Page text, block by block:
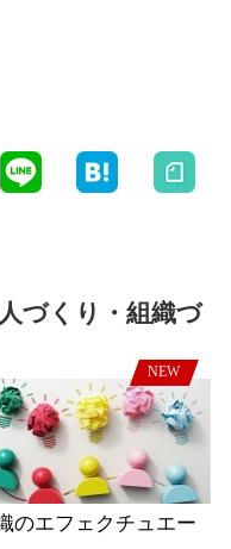
づくり・組織づ
NEW
のエフェクチュエー